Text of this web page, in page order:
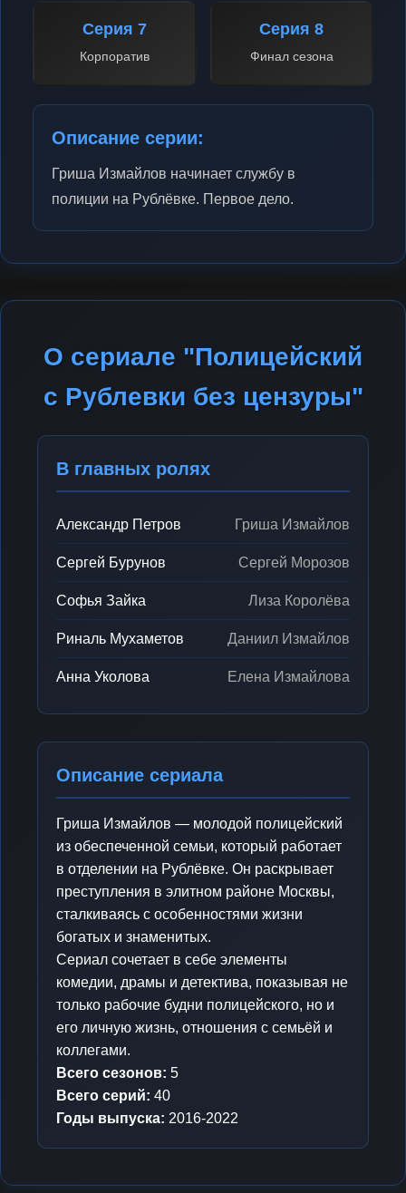
Серия 7
Корпоратив
Серия 8
Финал сезона
Описание серии:
Гриша Измайлов начинает службу в
полиции на Рублёвке. Первое дело.
О сериале "Полицейский
с Рублевки без цензуры"
В главных ролях
Александр Петров Гриша Измайлов
Сергей Бурунов Сергей Морозов
Софья Зайка Лиза Королёва
Риналь Мухаметов Даниил Измайлов
Анна Уколова Елена Измайлова
Описание сериала
Гриша Измайлов — молодой полицейский
из обеспеченной семьи, который работает
в отделении на Рублёвке. Он раскрывает
преступления в элитном районе Москвы,
сталкиваясь с особенностями жизни
богатых и знаменитых.
Сериал сочетает в себе элементы
комедии, драмы и детектива, показывая не
только рабочие будни полицейского, но и
его личную жизнь, отношения с семьёй и
коллегами.
Всего сезонов: 5
Всего серий: 40
Годы выпуска: 2016-2022